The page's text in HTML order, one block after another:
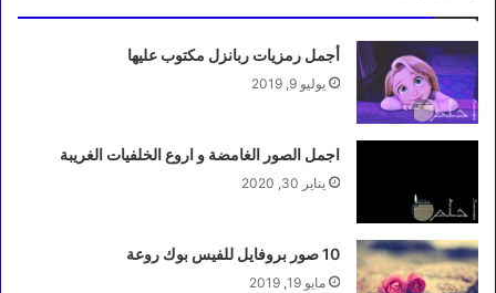
أجمل رمزيات ربانزل مكتوب عليها
يوليو 9, 2019
اجمل الصور الغامضة و اروع الخلفيات الغريبة
يناير 30, 2020
10 صور بروفايل للفيس بوك روعة
مايو 19, 2019